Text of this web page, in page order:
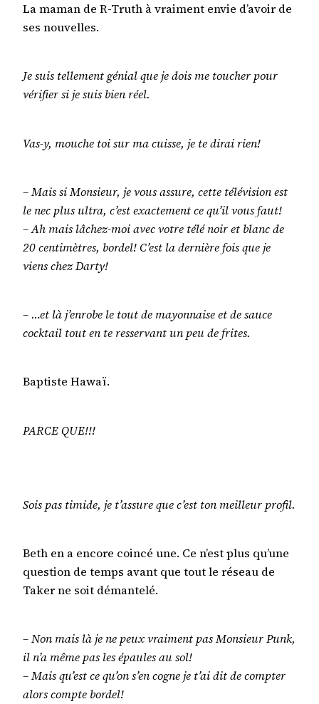
La maman de R-Truth à vraiment envie d’avoir de
ses nouvelles.
Je suis tellement génial que je dois me toucher pour
vérifier si je suis bien réel.
Vas-y, mouche toi sur ma cuisse, je te dirai rien!
– Mais si Monsieur, je vous assure, cette télévision est
le nec plus ultra, c’est exactement ce qu’il vous faut!
– Ah mais lâchez-moi avec votre télé noir et blanc de
20 centimètres, bordel! C’est la dernière fois que je
viens chez Darty!
– …et là j’enrobe le tout de mayonnaise et de sauce
cocktail tout en te resservant un peu de frites.
Baptiste Hawaï.
PARCE QUE!!!
Sois pas timide, je t’assure que c’est ton meilleur profil.
Beth en a encore coincé une. Ce n’est plus qu’une
question de temps avant que tout le réseau de
Taker ne soit démantelé.
– Non mais là je ne peux vraiment pas Monsieur Punk,
il n’a même pas les épaules au sol!
– Mais qu’est ce qu’on s’en cogne je t’ai dit de compter
alors compte bordel!